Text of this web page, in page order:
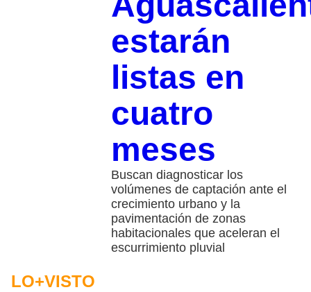
estarán
listas en
cuatro
meses
Buscan diagnosticar los
volúmenes de captación ante el
crecimiento urbano y la
pavimentación de zonas
habitacionales que aceleran el
escurrimiento pluvial
LO+VISTO